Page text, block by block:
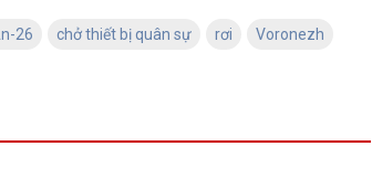
26 chở thiết bị quân sự rơi Voronezh